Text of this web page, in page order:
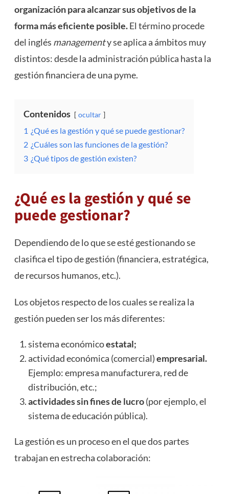
organización para alcanzar sus objetivos de la
forma más eficiente posible.El término procede
del inglés managementy se aplica a ámbitos muy
distintos: desde la administración pública hasta la
gestión financiera de una pyme.
Contenidos ocultar
1 ¿Qué es la gestión y qué se puede gestionar?
2 ¿Cuáles son las funciones de la gestión?
3 ¿Qué tipos de gestión existen?
¿Qué es la gestión y qué se
puede gestionar?
Dependiendo de lo que se esté gestionando se
clasifica el tipo de gestión (financiera, estratégica,
de recursos humanos, etc.).
Los objetos respecto de los cuales se realiza la
gestión pueden ser los más diferentes:
sistema económicoestatal;
actividad económica (comercial)empresarial.
Ejemplo: empresa manufacturera, red de
distribución, etc.;
actividades sin fines de lucro(por ejemplo, el
sistema de educación pública).
La gestión es un proceso en el que dos partes
trabajan en estrecha colaboración: